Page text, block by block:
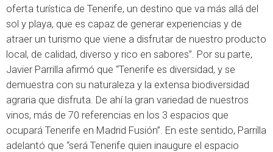
oferta turística de Tenerife, un destino que va más allá del
sol y playa, que es capaz de generar experiencias y de
atraer un turismo que viene a disfrutar de nuestro producto
local, de calidad, diverso y rico en sabores”. Por su parte,
Javier Parrilla afirmó que “Tenerife es diversidad, y se
demuestra con su naturaleza y la extensa biodiversidad
agraria que disfruta. De ahí la gran variedad de nuestros
vinos, más de 70 referencias en los 3 espacios que
ocupará Tenerife en Madrid Fusión”. En este sentido, Parrilla
adelantó que “será Tenerife quien inaugure el espacio